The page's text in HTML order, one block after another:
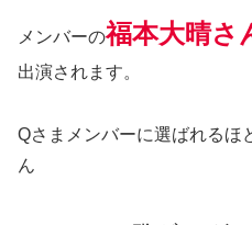
メンバーの福本大晴さ
出演されます。
Qさまメンバーに選ばれるほ
ん